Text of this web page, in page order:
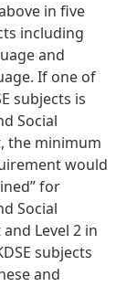
in five
including
and
If one of
subjects is
Social
the minimum
would
for
Social
Level 2 in
subjects
and